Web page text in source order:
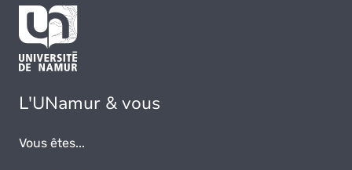
L'UNamur & vous
Vous êtes...